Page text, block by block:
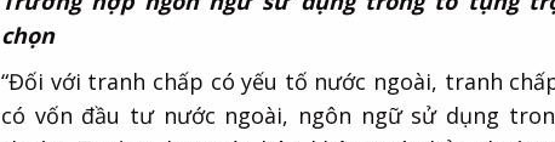
chọn
“Đối với tranh chấp có yếu tố nước ngoài, tranh
có vốn đầu tư nước ngoài, ngôn ngữ sử dụng